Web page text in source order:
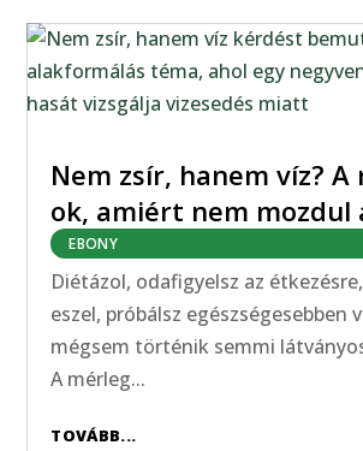
Nem zsír, hanem víz?
ok, amiért nem mozdul
EBONY
Diétázol, odafigyelsz az
eszel, próbálsz egészségesebben
mégsem történik semmi
A mérleg...
TOVÁBB...